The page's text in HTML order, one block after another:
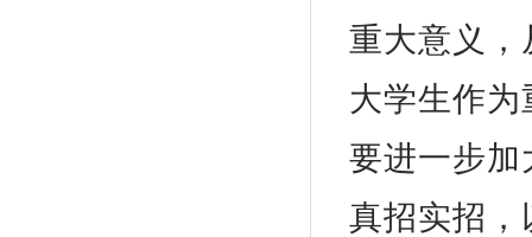
重大意义，
大学生作
要进一步加
真招实招，